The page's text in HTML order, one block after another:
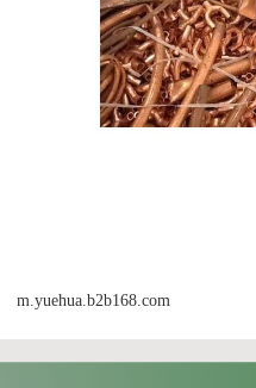
m.yuehua.b2b168.com